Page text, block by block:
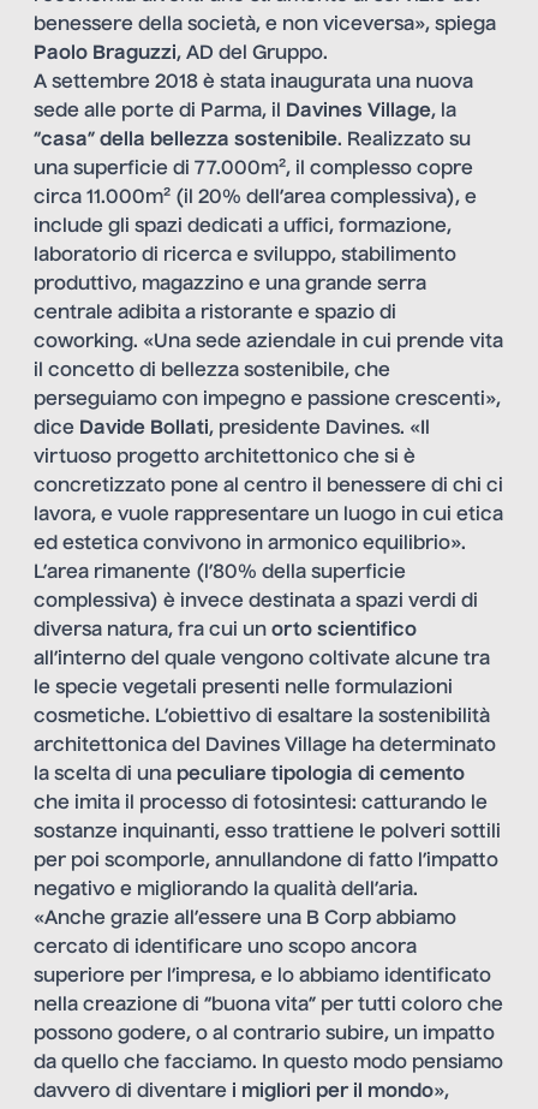
benessere della società, e non viceversa», spiega
Paolo Braguzzi, AD del Gruppo.
A settembre 2018 è stata inaugurata una nuova
sede alle porte di Parma, il
Davines Village, la
“casa” della bellezza sostenibile. Realizzato su
una superficie di 77.000m², il complesso copre
circa 11.000m² (il 20% dell’area complessiva), e
include gli spazi dedicati a uffici, formazione,
laboratorio di ricerca e sviluppo, stabilimento
produttivo, magazzino e una grande serra
centrale adibita a ristorante e spazio di
coworking. «Una sede aziendale in cui prende vita
il concetto di bellezza sostenibile, che
perseguiamo con impegno e passione crescenti»,
dice Davide Bollati, presidente Davines. «Il
virtuoso progetto architettonico che si è
concretizzato pone al centro il benessere di chi ci
lavora, e vuole rappresentare un luogo in cui etica
ed estetica convivono in armonico equilibrio».
L’area rimanente (l’80% della superficie
complessiva) è invece destinata a spazi verdi di
diversa natura, fra cui un orto scientifico
all’interno del quale vengono coltivate alcune tra
le specie vegetali presenti nelle formulazioni
cosmetiche. L’obiettivo di esaltare la sostenibilità
architettonica del Davines Village ha determinato
la scelta di una peculiare tipologia di cemento
che imita il processo di fotosintesi: catturando le
sostanze inquinanti, esso trattiene le polveri sottili
per poi scomporle, annullandone di fatto l’impatto
negativo e migliorando la qualità dell’aria.
«Anche grazie all’essere una B Corp abbiamo
cercato di identificare uno scopo ancora
superiore per l’impresa, e lo abbiamo identificato
nella creazione di “buona vita” per tutti coloro che
possono godere, o al contrario subire, un impatto
da quello che facciamo. In questo modo pensiamo
davvero di diventare i migliori per il mondo»,